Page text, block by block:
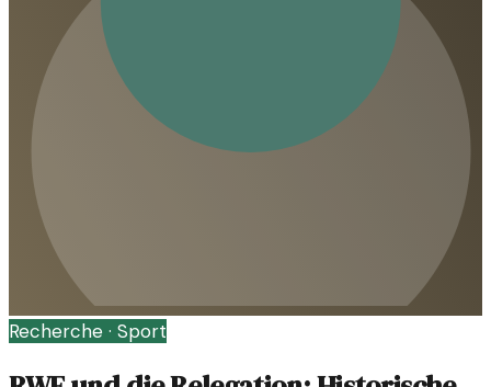
Recherche · Sport